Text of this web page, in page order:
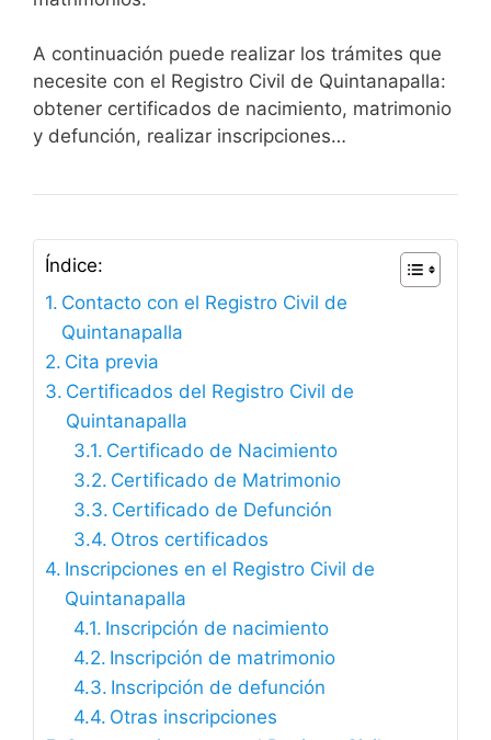
A continuación puede realizar los trámites que
necesite con el Registro Civil de Quintanapalla:
obtener certificados de nacimiento, matrimonio
y defunción, realizar inscripciones…
Índice:
Contacto con el Registro Civil de
Quintanapalla
Cita previa
Certificados del Registro Civil de
Quintanapalla
Certificado de Nacimiento
Certificado de Matrimonio
Certificado de Defunción
Otros certificados
Inscripciones en el Registro Civil de
Quintanapalla
Inscripción de nacimiento
Inscripción de matrimonio
Inscripción de defunción
Otras inscripciones